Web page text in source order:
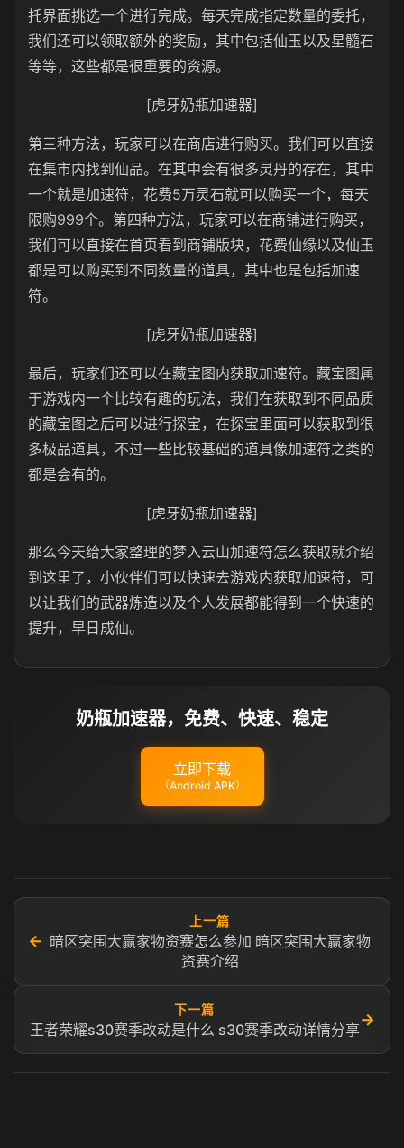
托界面挑选一个进行完成。每天完成指定数量的委托，
我们还可以领取额外的奖励，其中包括仙玉以及星髓石
等等，这些都是很重要的资源。
[虎牙奶瓶加速器]
第三种方法，玩家可以在商店进行购买。我们可以直接
在集市内找到仙品。在其中会有很多灵丹的存在，其中
一个就是加速符，花费5万灵石就可以购买一个，每天
限购999个。第四种方法，玩家可以在商铺进行购买，
我们可以直接在首页看到商铺版块，花费仙缘以及仙玉
都是可以购买到不同数量的道具，其中也是包括加速
符。
[虎牙奶瓶加速器]
最后，玩家们还可以在藏宝图内获取加速符。藏宝图属
于游戏内一个比较有趣的玩法，我们在获取到不同品质
的藏宝图之后可以进行探宝，在探宝里面可以获取到很
多极品道具，不过一些比较基础的道具像加速符之类的
都是会有的。
[虎牙奶瓶加速器]
那么今天给大家整理的梦入云山加速符怎么获取就介绍
到这里了，小伙伴们可以快速去游戏内获取加速符，可
以让我们的武器炼造以及个人发展都能得到一个快速的
提升，早日成仙。
奶瓶加速器，免费、快速、稳定
立即下载
（Android APK）
←
上一篇
暗区突围大赢家物资赛怎么参加 暗区突围大赢家物
资赛介绍
下一篇
王者荣耀s30赛季改动是什么 s30赛季改动详情分享
→